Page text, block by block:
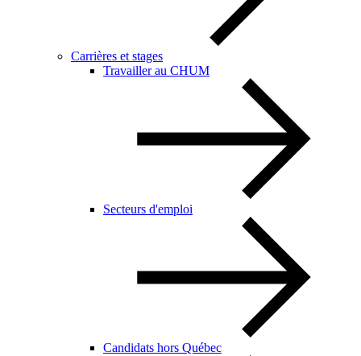
Carrières et stages
Travailler au CHUM
Secteurs d'emploi
Candidats hors Québec